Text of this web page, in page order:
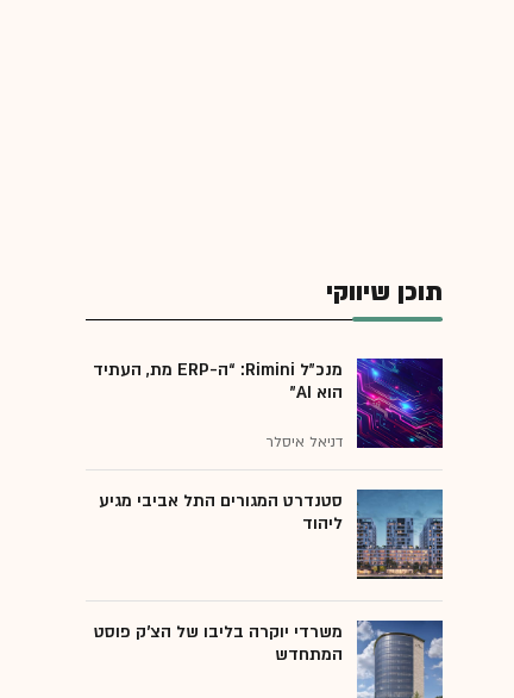
תוכן שיווקי
מנכ״ל Rimini: “ה-ERP מת, העתיד
הוא AI"
דניאל איסלר
סטנדרט המגורים התל אביבי מגיע
ליהוד
משרדי יוקרה בליבו של הצ'ק פוסט
המתחדש